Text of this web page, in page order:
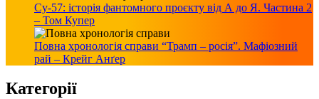
Су-57: історія фантомного проєкту від А до Я. Частина 2
– Том Купер
Повна хронологія справи “Трамп – росія”. Мафіозний
рай – Крейг Анґер
Категорії